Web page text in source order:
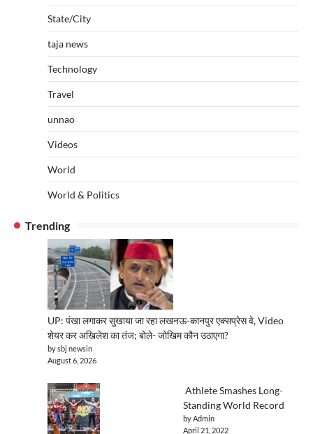
State/City
taja news
Technology
Travel
unnao
Videos
World
World & Politics
Trending
UP: पंखा लगाकर सुखाया जा रहा लखनऊ-कानपुर एक्सप्रेस वे, Video
शेयर कर अखिलेश का तंज; बोले- जोखिम कौन उठाएगा?
by sbj newsin
August 6, 2026
Athlete Smashes Long-
Standing World Record
by Admin
April 21, 2022